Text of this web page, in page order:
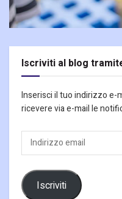
Iscriviti al blog
Inserisci il tuo indirizzo e-
ricevere via e-mail le
Indirizzo
email
Iscriviti